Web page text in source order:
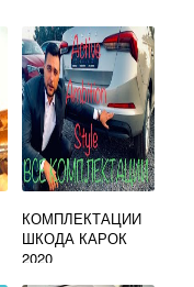
КОМПЛЕКТАЦИИ
ШКОДА КАРОК
2020